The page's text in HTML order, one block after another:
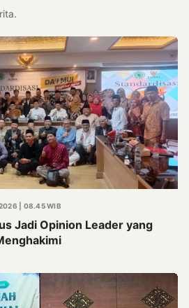
| 08.45 WIB
Jadi Opinion Leader yang